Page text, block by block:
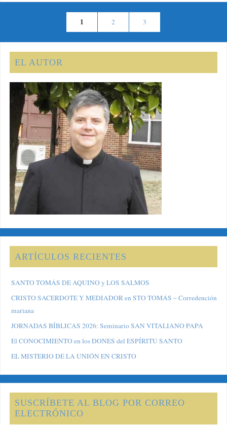
1 2 3
EL AUTOR
ARTÍCULOS RECIENTES
SANTO TOMÁS DE AQUINO y LOS SALMOS
CRISTO SACERDOTE Y MEDIADOR en STO TOMÁS – Corredención
mariana
JORNADAS BÍBLICAS 2026: Seminario SAN VITALIANO PAPA
El CONOCIMIENTO en los DONES del ESPÍRITU SANTO
EL MISTERIO DE LA UNIÓN EN CRISTO
SUSCRÍBETE AL BLOG POR CORREO
ELECTRÓNICO